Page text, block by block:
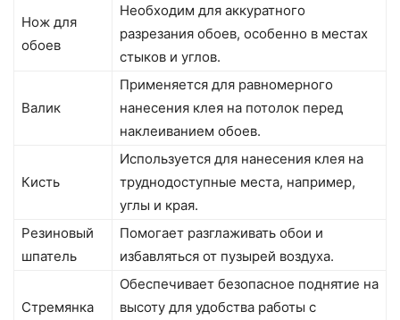
Нож для
обоев
Необходим для аккуратного
разрезания обоев, особенно в местах
стыков и углов.
Валик
Применяется для равномерного
нанесения клея на потолок перед
наклеиванием обоев.
Кисть
Используется для нанесения клея на
труднодоступные места, например,
углы и края.
Резиновый
шпатель
Помогает разглаживать обои и
избавляться от пузырей воздуха.
Стремянка
Обеспечивает безопасное поднятие на
высоту для удобства работы с